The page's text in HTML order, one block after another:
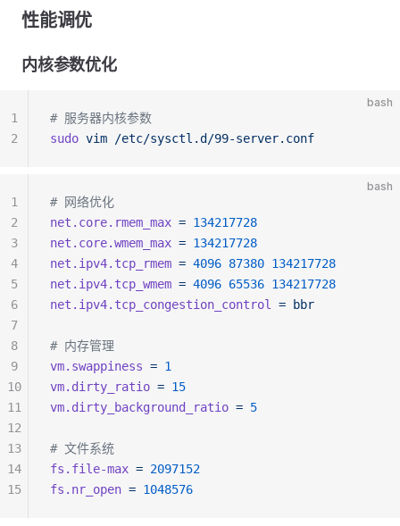
性能调优
内核参数优化
bash
# 服务器内核参数
sudo vim /etc/sysctl.d/99-server.conf
1
2
bash
# 网络优化
net.core.rmem_max = 134217728
net.core.wmem_max = 134217728
net.ipv4.tcp_rmem = 4096 87380 134217728
net.ipv4.tcp_wmem = 4096 65536 134217728
net.ipv4.tcp_congestion_control
= bbr
# 内存管理
vm.swappiness = 1
vm.dirty_ratio = 15
vm.dirty_background_ratio = 5
# 文件系统
fs.file-max = 2097152
fs.nr_open = 1048576
1
2
3
4
5
6
7
8
9
10
11
12
13
14
15